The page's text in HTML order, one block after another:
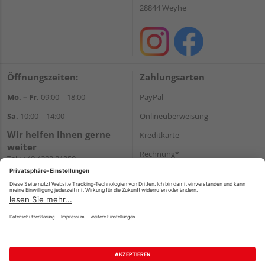
28844 Weyhe
Öffnungszeiten:
Mo. – Fr. 09:00 – 18:00
Sa. 10:00 – 14:00
Wir helfen Ihnen gerne
weiter
Tel.:+49 4203 81350
E-Mail:shop@holz-
koehrmann.de
Zahlungsarten
PayPal
Onlineüberweisung
Kreditkarte
Rechnung*
Versand
Impressum AGB Widerruf
Datenschutz